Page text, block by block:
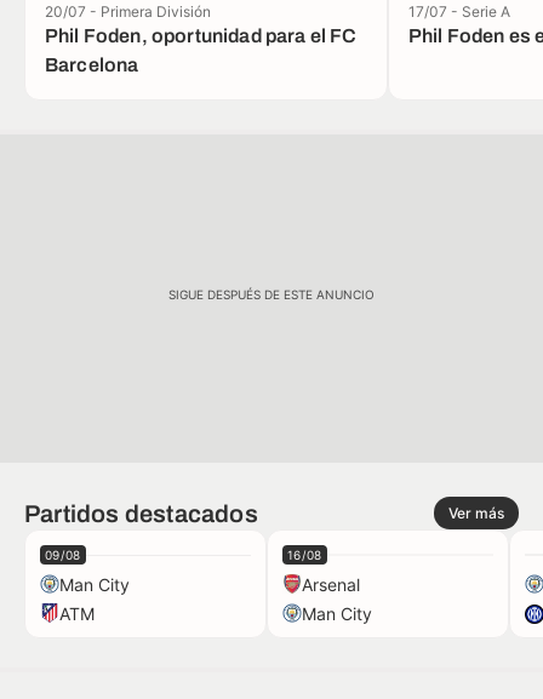
Phil Foden, oportunidad para el FC
Barcelona
20/07 - Primera División
Phil Foden es
17/07 - Serie A
SIGUE DESPUÉS DE ESTE ANUNCIO
Partidos destacados Ver más
09/08
Man City
ATM
16/08
Arsenal
Man City